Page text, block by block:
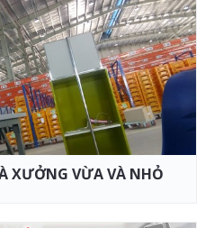
XƯỞNG VỪA VÀ NHỎ